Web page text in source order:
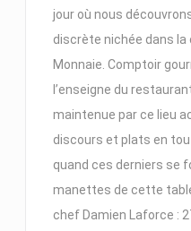
jour où nous
discrète nichée dans
Monnaie. Comptoir
l’enseigne du
maintenue par ce lieu
discours et plats en
quand ces derniers se
manettes de cette
chef Damien Laforce :